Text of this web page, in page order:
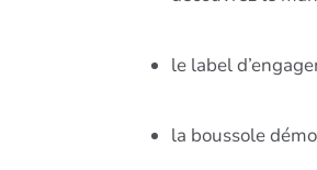
le label
la boussole